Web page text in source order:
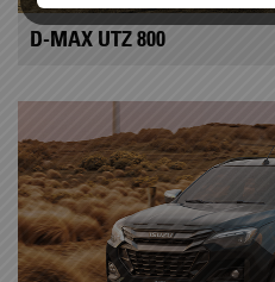
D-MAX UTZ 800